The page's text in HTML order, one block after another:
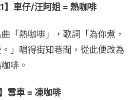
】車仔/汪阿姐 = 熱咖啡
「熱咖啡」，歌詞「為你煮，
」唱得街知巷聞，從此便改為
啡。
雪車 = 凍咖啡